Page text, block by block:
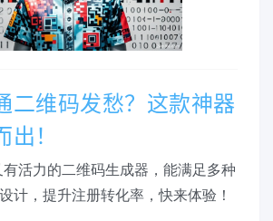
二维码发愁？这款神器
！
活力的二维码生成器，能满足多种
计，提升注册转化率，快来体验！